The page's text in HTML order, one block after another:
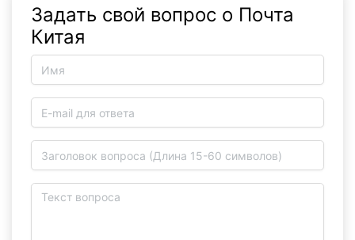
Задать свой вопрос о Почта
Китая